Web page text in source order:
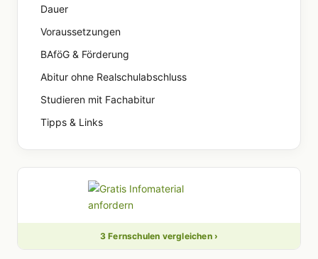
Dauer
Voraussetzungen
BAföG & Förderung
Abitur ohne Realschulabschluss
Studieren mit Fachabitur
Tipps & Links
3 Fernschulen vergleichen ›